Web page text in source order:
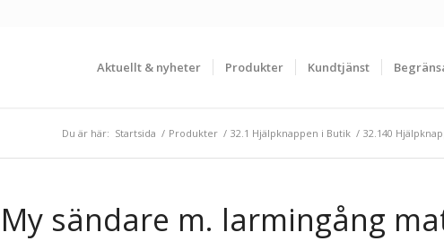
Aktuellt & nyheter Produkter Kundtjänst
Du är här: Startsida / Produkter / 32.1 Hjälpknappen i Butik / 32.140
My sändare m. larmingång